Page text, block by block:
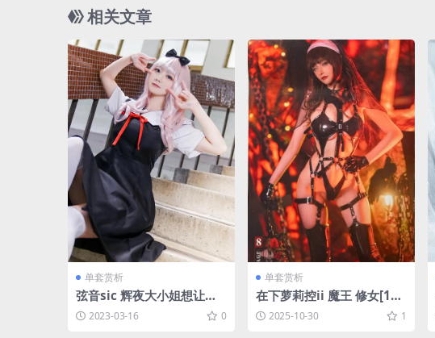
相关文章
单套赏析
弦音sic 辉夜大小姐想让我
告白[12P-27MB]
2023-03-16 0
单套赏析
在下萝莉控ii 魔王 修女[17P
-3.8M]
2025-10-30 1